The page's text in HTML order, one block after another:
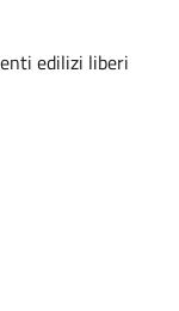
edilizi liberi